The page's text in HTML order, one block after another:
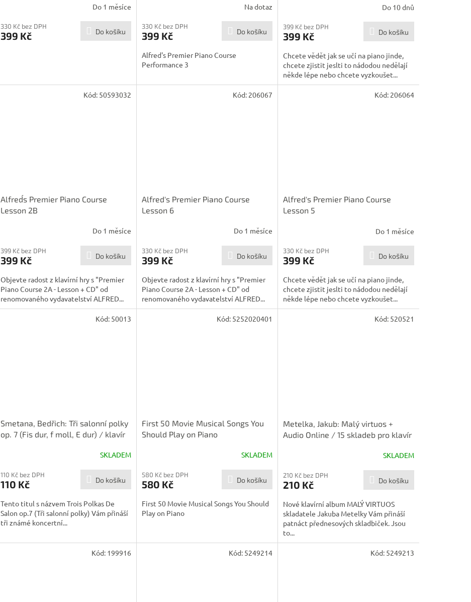
Do 1 měsíce
330 Kč bez DPH
399 Kč Do košíku
Na dotaz
330 Kč bez DPH
399 Kč Do košíku
Alfred's Premier Piano Course
Performance 3
Do 10 dnů
399 Kč bez DPH
399 Kč Do košíku
Chcete vědět jak se učí na piano jinde,
chcete zjistit jeslti to nádodou nedělají
někde lépe nebo chcete vyzkoušet...
Alfred´s Premier Piano Course
Lesson 2B
Do 1 měsíce
399 Kč bez DPH
399 Kč Do košíku
Objevte radost z klavírní hry s "Premier
Piano Course 2A - Lesson + CD" od
renomovaného vydavatelství ALFRED...
Kód: 50593032
Alfred's Premier Piano Course
Lesson 6
Do 1 měsíce
330 Kč bez DPH
399 Kč Do košíku
Objevte radost z klavírní hry s "Premier
Piano Course 2A - Lesson + CD" od
renomovaného vydavatelství ALFRED...
Kód: 206067
Alfred's Premier Piano Course
Lesson 5
Do 1 měsíce
330 Kč bez DPH
399 Kč Do košíku
Chcete vědět jak se učí na piano jinde,
chcete zjistit jeslti to nádodou nedělají
někde lépe nebo chcete vyzkoušet...
Kód: 206064
Smetana, Bedřich: Tři salonní polky
op. 7 (Fis dur, f moll, E dur) / klavír
SKLADEM
110 Kč bez DPH
110 Kč Do košíku
Tento titul s názvem Trois Polkas De
Salon op.7 (Tři salonní polky) Vám přináší
tři známé koncertní...
Kód: 50013
First 50 Movie Musical Songs You
Should Play on Piano
SKLADEM
580 Kč bez DPH
580 Kč Do košíku
First 50 Movie Musical Songs You Should
Play on Piano
Kód: 5252020401
Metelka, Jakub: Malý virtuos +
Audio Online / 15 skladeb pro klavír
SKLADEM
210 Kč bez DPH
210 Kč Do košíku
Nové klavírní album MALÝ VIRTUOS
skladatele Jakuba Metelky Vám přináší
patnáct přednesových skladbiček. Jsou
to...
Kód: 520521
Kód: 199916 Kód: 5249214 Kód: 5249213